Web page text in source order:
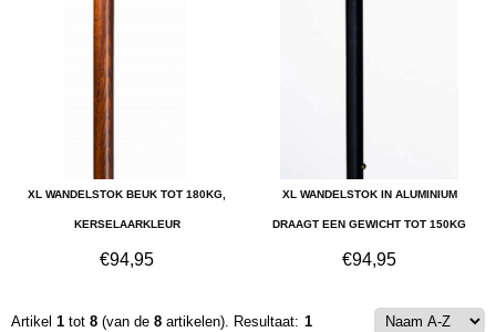
XL WANDELSTOK BEUK TOT 180KG,
KERSELAARKLEUR
€94,95
XL WANDELSTOK IN ALUMINIUM
DRAAGT EEN GEWICHT TOT 150KG
€94,95
Artikel 1 tot 8 (van de 8 artikelen). Resultaat: 1